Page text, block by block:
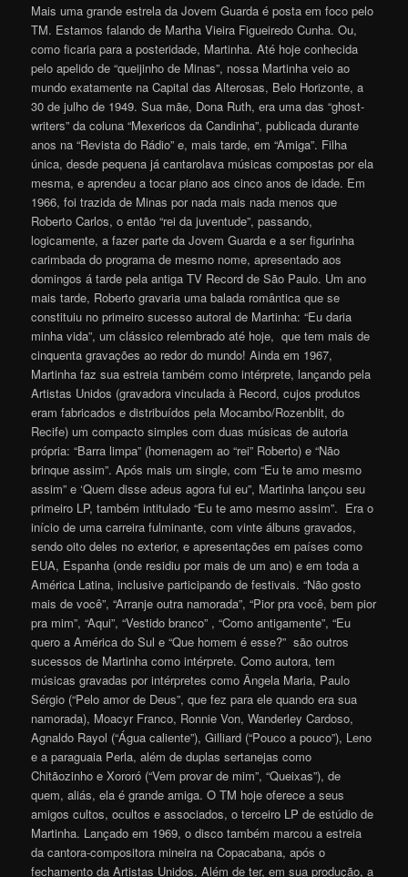
Mais uma grande estrela da Jovem Guarda é posta em foco pelo
TM. Estamos falando de Martha Vieira Figueiredo Cunha. Ou,
como ficaria para a posteridade, Martinha. Até hoje conhecida
pelo apelido de “queijinho de Minas”, nossa Martinha veio ao
mundo exatamente na Capital das Alterosas, Belo Horizonte, a
30 de julho de 1949. Sua mãe, Dona Ruth, era uma das “ghost-
writers” da coluna “Mexericos da Candinha”, publicada durante
anos na “Revista do Rádio” e, mais tarde, em “Amiga”. Filha
única, desde pequena já cantarolava músicas compostas por ela
mesma, e aprendeu a tocar piano aos cinco anos de idade. Em
1966, foi trazida de Minas por nada mais nada menos que
Roberto Carlos, o então “rei da juventude”, passando,
logicamente, a fazer parte da Jovem Guarda e a ser figurinha
carimbada do programa de mesmo nome, apresentado aos
domingos á tarde pela antiga TV Record de São Paulo. Um ano
mais tarde, Roberto gravaria uma balada romântica que se
constituiu no primeiro sucesso autoral de Martinha: “Eu daria
minha vida”, um clássico relembrado até hoje, que tem mais de
cinquenta gravações ao redor do mundo! Ainda em 1967,
Martinha faz sua estreia também como intérprete, lançando pela
Artistas Unidos (gravadora vinculada à Record, cujos produtos
eram fabricados e distribuídos pela Mocambo/Rozenblit, do
Recife) um compacto simples com duas músicas de autoria
própria: “Barra limpa” (homenagem ao “rei” Roberto) e “Não
brinque assim”. Após mais um single, com “Eu te amo mesmo
assim” e ‘Quem disse adeus agora fui eu”, Martinha lançou seu
primeiro LP, também intitulado “Eu te amo mesmo assim”. Era o
início de uma carreira fulminante, com vinte álbuns gravados,
sendo oito deles no exterior, e apresentações em países como
EUA, Espanha (onde residiu por mais de um ano) e em toda a
América Latina, inclusive participando de festivais. “Não gosto
mais de você”, “Arranje outra namorada”, “Pior pra você, bem pior
pra mim”, “Aqui”, “Vestido branco” , “Como antigamente”, “Eu
quero a América do Sul e “Que homem é esse?” são outros
sucessos de Martinha como intérprete. Como autora, tem
músicas gravadas por intérpretes como Ângela Maria, Paulo
Sérgio (“Pelo amor de Deus”, que fez para ele quando era sua
namorada), Moacyr Franco, Ronnie Von, Wanderley Cardoso,
Agnaldo Rayol (“Água caliente”), Gilliard (“Pouco a pouco”), Leno
e a paraguaia Perla, além de duplas sertanejas como
Chitãozinho e Xororó (“Vem provar de mim”, “Queixas”), de
quem, aliás, ela é grande amiga. O TM hoje oferece a seus
amigos cultos, ocultos e associados, o terceiro LP de estúdio de
Martinha. Lançado em 1969, o disco também marcou a estreia
da cantora-compositora mineira na Copacabana, após o
fechamento da Artistas Unidos. Além de ter, em sua produção, a